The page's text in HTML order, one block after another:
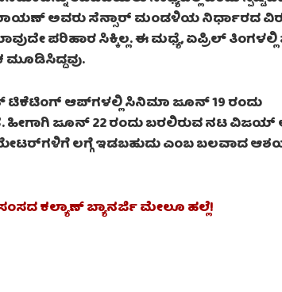
ಅವರು ಸೆನ್ಸಾರ್ ಮಂಡಳಿಯ ನಿರ್ಧಾರದ
ಪರಿಹಾರ ಸಿಕ್ಕಿಲ್ಲ. ಈ ಮಧ್ಯೆ, ಏಪ್ರಿಲ್ ತಿಂಗಳಲ್ಲಿ
ಮೂಡಿಸಿದ್ದವು.
ಟಿಕೆಟಿಂಗ್ ಆಪ್‌ಗಳಲ್ಲಿ ಸಿನಿಮಾ ಜೂನ್ 19 ರಂದು
ಹೀಗಾಗಿ ಜೂನ್ 22 ರಂದು ಬರಲಿರುವ ನಟ ವಿಜಯ್
ಲಗ್ಗೆ ಇಡಬಹುದು ಎಂಬ ಬಲವಾದ
ಕಲ್ಯಾಣ್ ಬ್ಯಾನರ್ಜಿ ಮೇಲೂ ಹಲ್ಲೆ!